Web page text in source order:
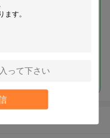
ット/金属線のグリッ
ブルで通信します